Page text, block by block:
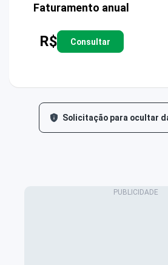
Faturamento anual
R$ Consultar
Solicitação para ocultar